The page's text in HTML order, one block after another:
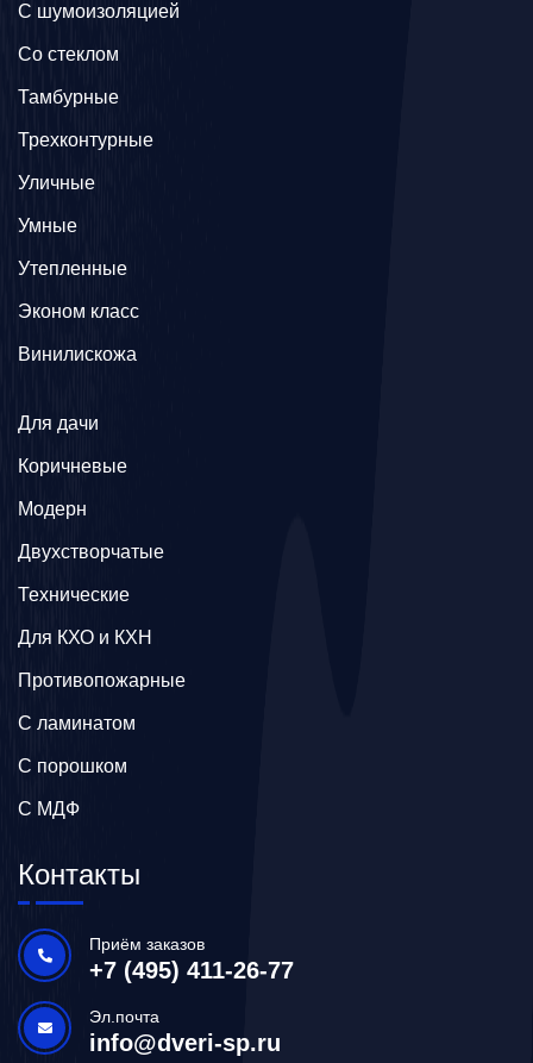
С шумоизоляцией
Со стеклом
Тамбурные
Трехконтурные
Уличные
Умные
Утепленные
Эконом класс
Винилискожа
Для дачи
Коричневые
Модерн
Двухстворчатые
Технические
Для КХО и КХН
Противопожарные
С ламинатом
С порошком
С МДФ
Контакты
Приём заказов
+7 (495) 411-26-77
Эл.почта
info@dveri-sp.ru